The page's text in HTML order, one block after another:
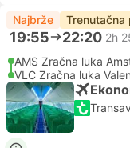
Najbrže Trenutačna
19:55 22:20 2h
AMS Zračna luka
VLC Zračna luka